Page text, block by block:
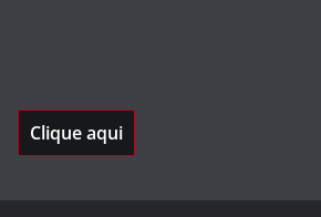
Clique aqui